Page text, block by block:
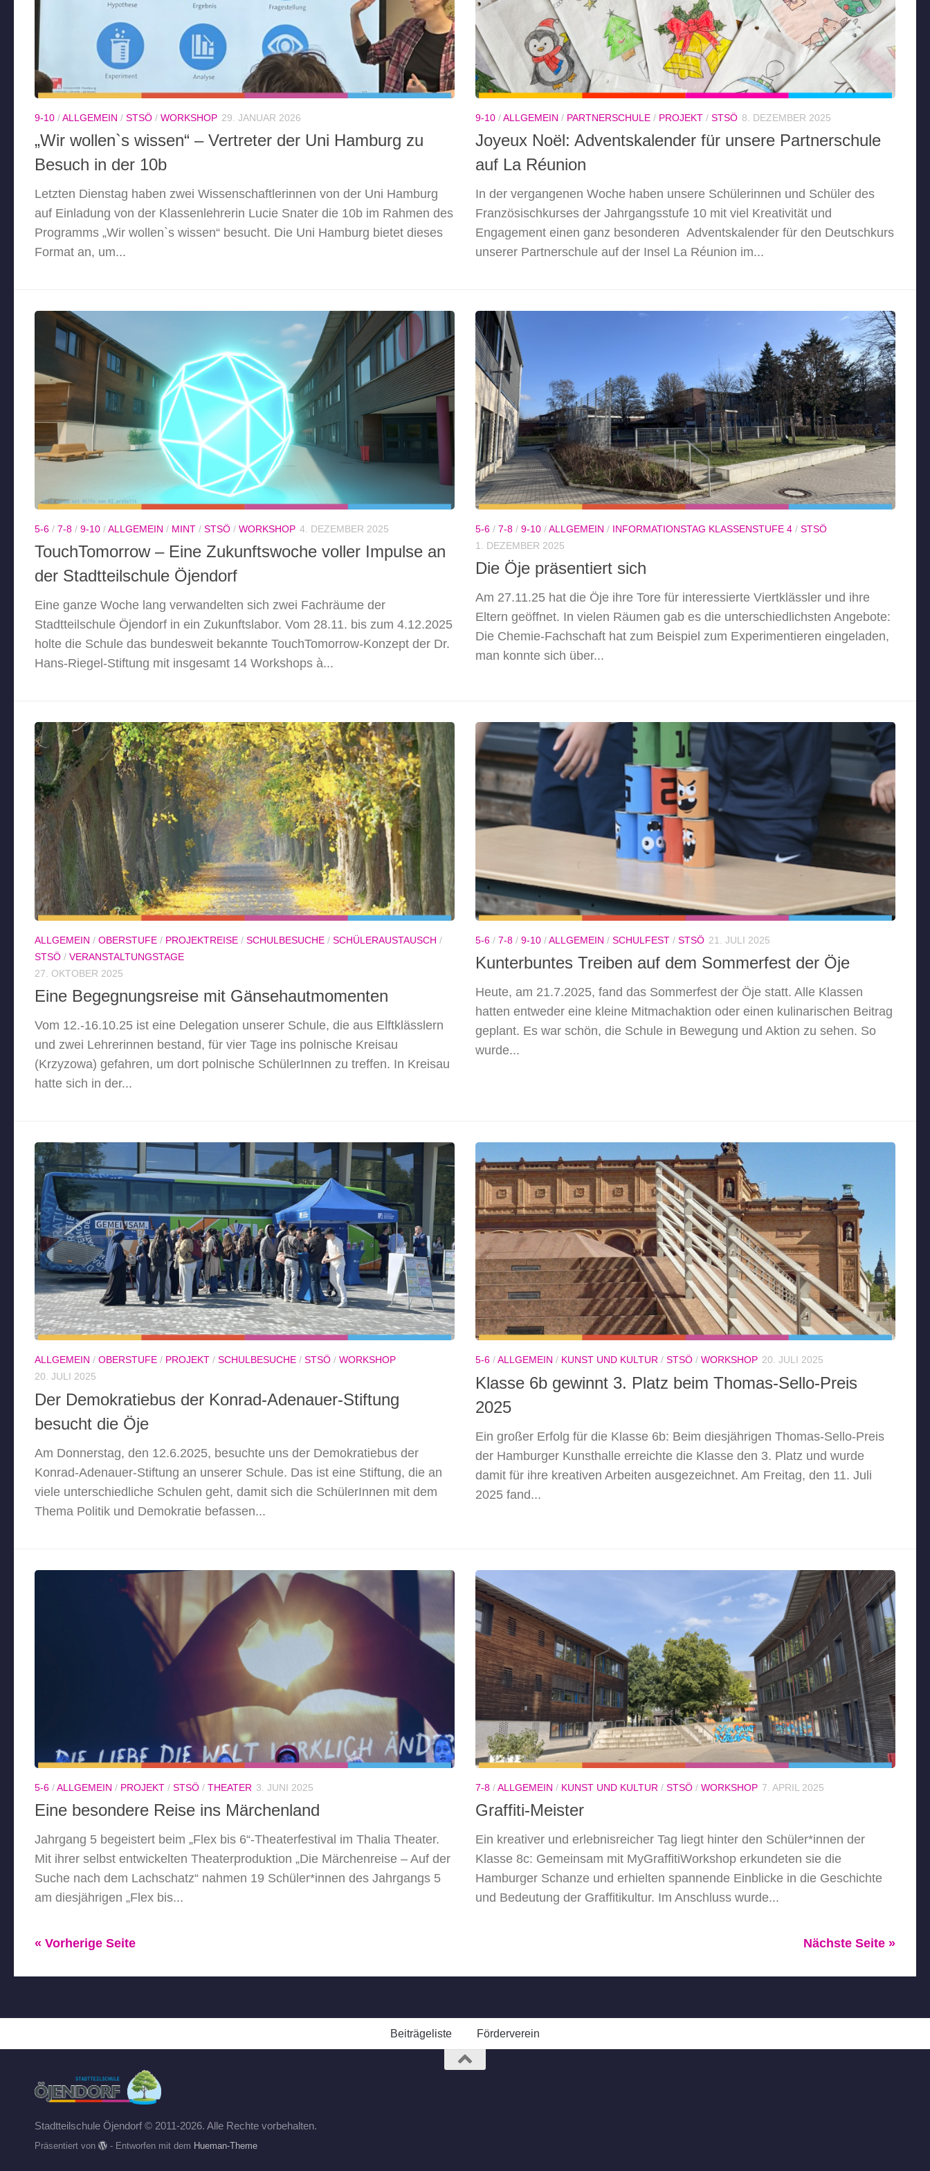
9-10 /ALLGEMEIN / STSÖ / WORKSHOP 29. JANUAR 2026
„Wir wollen`s wissen“ – Vertreter der Uni Hamburg zu
Besuch in der 10b
Letzten Dienstag haben zwei Wissenschaftlerinnen von der Uni Hamburg
auf Einladung von der Klassenlehrerin Lucie Snater die 10b im Rahmen des
Programms „Wir wollen`s wissen“ besucht. Die Uni Hamburg bietet dieses
Format an, um...
9-10 /ALLGEMEIN / PARTNERSCHULE / PROJEKT / STSÖ 8. DEZEMBER 2025
Joyeux Noël: Adventskalender für unsere Partnerschule
auf La Réunion
In der vergangenen Woche haben unsere Schülerinnen und Schüler des
Französischkurses der Jahrgangsstufe 10 mit viel Kreativität und
Engagement einen ganz besonderen Adventskalender für den Deutschkurs
unserer Partnerschule auf der Insel La Réunion im...
5-6 / 7-8 / 9-10 /ALLGEMEIN / MINT / STSÖ / WORKSHOP 4. DEZEMBER 2025
TouchTomorrow – Eine Zukunftswoche voller Impulse an
der Stadtteilschule Öjendorf
Eine ganze Woche lang verwandelten sich zwei Fachräume der
Stadtteilschule Öjendorf in ein Zukunftslabor. Vom 28.11. bis zum 4.12.2025
holte die Schule das bundesweit bekannte TouchTomorrow-Konzept der Dr.
Hans-Riegel-Stiftung mit insgesamt 14 Workshops à...
5-6 / 7-8 / 9-10 /ALLGEMEIN / INFORMATIONSTAG KLASSENSTUFE 4 / STSÖ
1. DEZEMBER 2025
Die Öje präsentiert sich
Am 27.11.25 hat die Öje ihre Tore für interessierte Viertklässler und ihre
Eltern geöffnet. In vielen Räumen gab es die unterschiedlichsten Angebote:
Die Chemie-Fachschaft hat zum Beispiel zum Experimentieren eingeladen,
man konnte sich über...
ALLGEMEIN / OBERSTUFE / PROJEKTREISE / SCHULBESUCHE / SCHÜLERAUSTAUSCH /
STSÖ / VERANSTALTUNGSTAGE
27. OKTOBER 2025
Eine Begegnungsreise mit Gänsehautmomenten
Vom 12.-16.10.25 ist eine Delegation unserer Schule, die aus Elftklässlern
und zwei Lehrerinnen bestand, für vier Tage ins polnische Kreisau
(Krzyzowa) gefahren, um dort polnische SchülerInnen zu treffen. In Kreisau
hatte sich in der...
5-6 / 7-8 / 9-10 /ALLGEMEIN / SCHULFEST / STSÖ 21. JULI 2025
Kunterbuntes Treiben auf dem Sommerfest der Öje
Heute, am 21.7.2025, fand das Sommerfest der Öje statt. Alle Klassen
hatten entweder eine kleine Mitmachaktion oder einen kulinarischen Beitrag
geplant. Es war schön, die Schule in Bewegung und Aktion zu sehen. So
wurde...
ALLGEMEIN / OBERSTUFE / PROJEKT / SCHULBESUCHE / STSÖ / WORKSHOP
20. JULI 2025
Der Demokratiebus der Konrad-Adenauer-Stiftung
besucht die Öje
Am Donnerstag, den 12.6.2025, besuchte uns der Demokratiebus der
Konrad-Adenauer-Stiftung an unserer Schule. Das ist eine Stiftung, die an
viele unterschiedliche Schulen geht, damit sich die SchülerInnen mit dem
Thema Politik und Demokratie befassen...
5-6 /ALLGEMEIN / KUNST UND KULTUR / STSÖ / WORKSHOP 20. JULI 2025
Klasse 6b gewinnt 3. Platz beim Thomas-Sello-Preis
2025
Ein großer Erfolg für die Klasse 6b: Beim diesjährigen Thomas-Sello-Preis
der Hamburger Kunsthalle erreichte die Klasse den 3. Platz und wurde
damit für ihre kreativen Arbeiten ausgezeichnet. Am Freitag, den 11. Juli
2025 fand...
5-6 /ALLGEMEIN / PROJEKT / STSÖ / THEATER 3. JUNI 2025
Eine besondere Reise ins Märchenland
Jahrgang 5 begeistert beim „Flex bis 6“-Theaterfestival im Thalia Theater.
Mit ihrer selbst entwickelten Theaterproduktion „Die Märchenreise – Auf der
Suche nach dem Lachschatz“ nahmen 19 Schüler*innen des Jahrgangs 5
am diesjährigen „Flex bis...
7-8 /ALLGEMEIN / KUNST UND KULTUR / STSÖ / WORKSHOP 7. APRIL 2025
Graffiti-Meister
Ein kreativer und erlebnisreicher Tag liegt hinter den Schüler*innen der
Klasse 8c: Gemeinsam mit MyGraffitiWorkshop erkundeten sie die
Hamburger Schanze und erhielten spannende Einblicke in die Geschichte
und Bedeutung der Graffitikultur. Im Anschluss wurde...
« Vorherige Seite Nächste Seite »
Beiträgeliste Förderverein
Stadtteilschule Öjendorf © 2011-2026. Alle Rechte vorbehalten.
Präsentiert von - Entworfen mit dem Hueman-Theme